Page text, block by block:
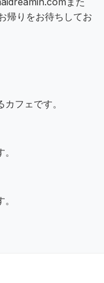
帰りをお待ちしてお
フェです。